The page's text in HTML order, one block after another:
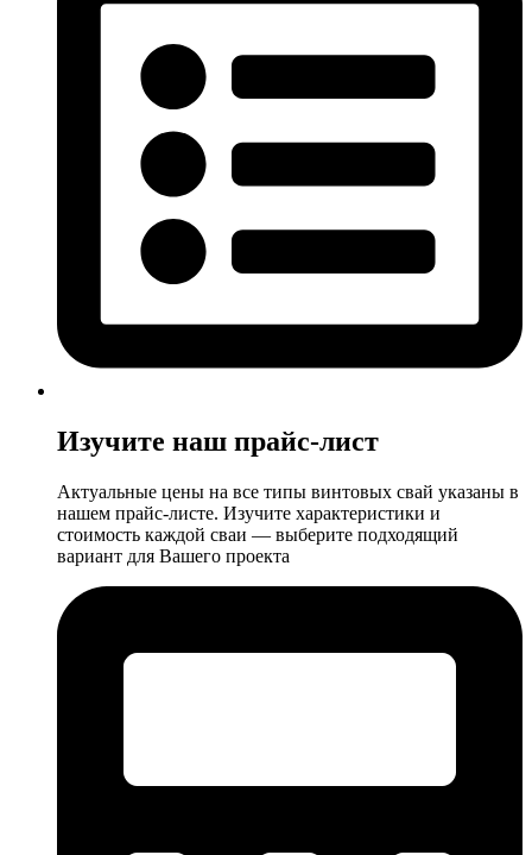
Изучите наш прайс-лист
Актуальные цены на все типы винтовых свай указаны в
нашем прайс‑листе. Изучите характеристики и
стоимость каждой сваи — выберите подходящий
вариант для Вашего проекта